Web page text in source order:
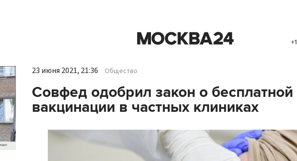
23 июня 2021, 21:36 Общество
Совфед одобрил закон о бесплатной
вакцинации в частных клиниках